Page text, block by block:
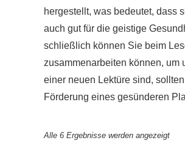
hergestellt, was bedeutet, dass
auch gut für die geistige
schließlich können Sie beim
zusammenarbeiten können, um
einer neuen Lektüre sind,
Förderung eines gesünderen
Alle 6 Ergebnisse werden angezeigt